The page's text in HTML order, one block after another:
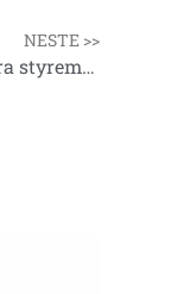
NESTE >>
Referat fra styremøte på Mausund17.07.2025